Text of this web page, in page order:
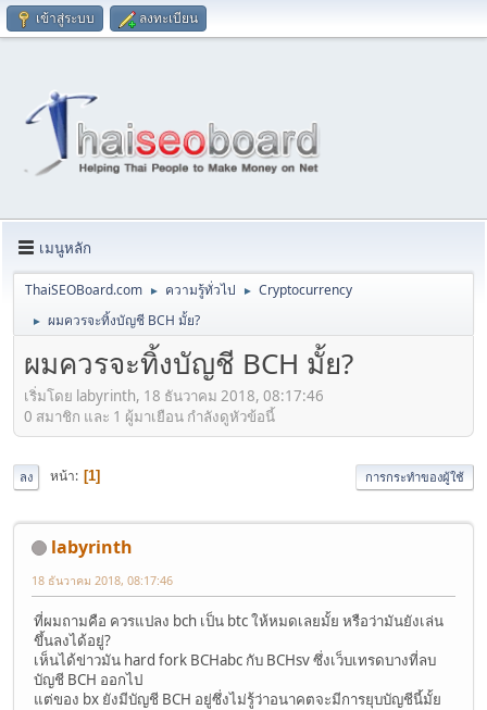
เข้าสู่ระบบ ลงทะเบียน
เมนูหลัก
ThaiSEOBoard.com ► ความรู้ทั่วไป ► Cryptocurrency
► ผมควรจะทิ้งบัญชี BCH มั้ย?
ผมควรจะทิ้งบัญชี BCH มั้ย?
เริ่มโดย labyrinth, 18 ธันวาคม 2018, 08:17:46
0 สมาชิก และ 1 ผู้มาเยือน กำลังดูหัวข้อนี้
ลง หน้า 1 การกระทำของผู้ใช้
labyrinth
18 ธันวาคม 2018, 08:17:46
ที่ผมถามคือ ควรแปลง bch เป็น btc ให้หมดเลยมั้ย หรือว่ามันยังเล่น
ขึ้นลงได้อยู่?
เห็นได้ข่าวมัน hard fork BCHabc กับ BCHsv ซึ่งเว็บเทรดบางที่ลบ
บัญชี BCH ออกไป
แต่ของ bx ยังมีบัญชี BCH อยู่ซึ่งไม่รู้ว่าอนาคตจะมีการยุบบัญชีนี้มั้ย